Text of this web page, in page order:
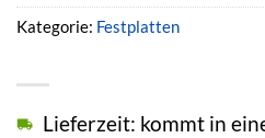
Lieferzeit: kommt in
Kategorie: Festplatten